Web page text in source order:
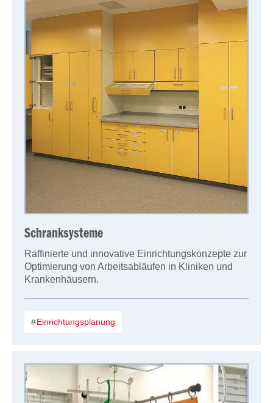
Schranksysteme
Raffinierte und innovative Einrichtungskonzepte zur
Optimierung von Arbeitsabläufen in Kliniken und
Krankenhäusern.
Einrichtungsplanung